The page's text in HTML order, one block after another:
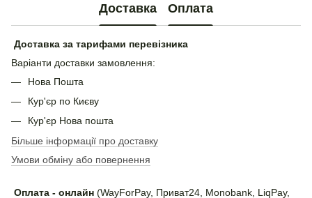
Доставка Оплата
Доставка за тарифами перевізника
Варіанти доставки замовлення:
Нова Пошта
Кур'єр по Києву
Кур'єр Нова пошта
Більше інформації про доставку
Умови обміну або повернення
Оплата - онлайн (WayForPay, Приват24, Monobank, LiqPay,